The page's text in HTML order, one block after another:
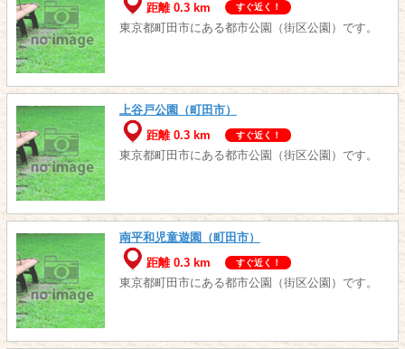
距離 0.3 km
すぐ近く！
東京都町田市にある都市公園（街区公園）です。
上谷戸公園（町田市）
距離 0.3 km
すぐ近く！
東京都町田市にある都市公園（街区公園）です。
南平和児童遊園（町田市）
距離 0.3 km
すぐ近く！
東京都町田市にある都市公園（街区公園）です。